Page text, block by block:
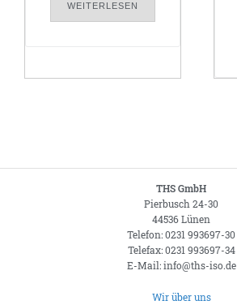
WEITERLESEN
THS GmbH
Pierbusch 24-30
44536 Lünen
Telefon: 0231 993697-30
Telefax: 0231 993697-34
E-Mail: info@ths-iso.de
Wir über uns